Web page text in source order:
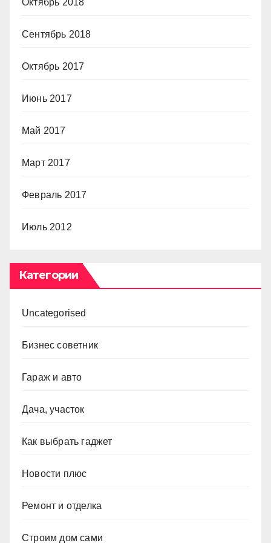
Сентябрь 2018
Октябрь 2017
Июнь 2017
Май 2017
Март 2017
Февраль 2017
Июль 2012
Категории
Uncategorised
Бизнес советник
Гараж и авто
Дача, участок
Как выбрать гаджет
Новости плюс
Ремонт и отделка
Строим дом сами